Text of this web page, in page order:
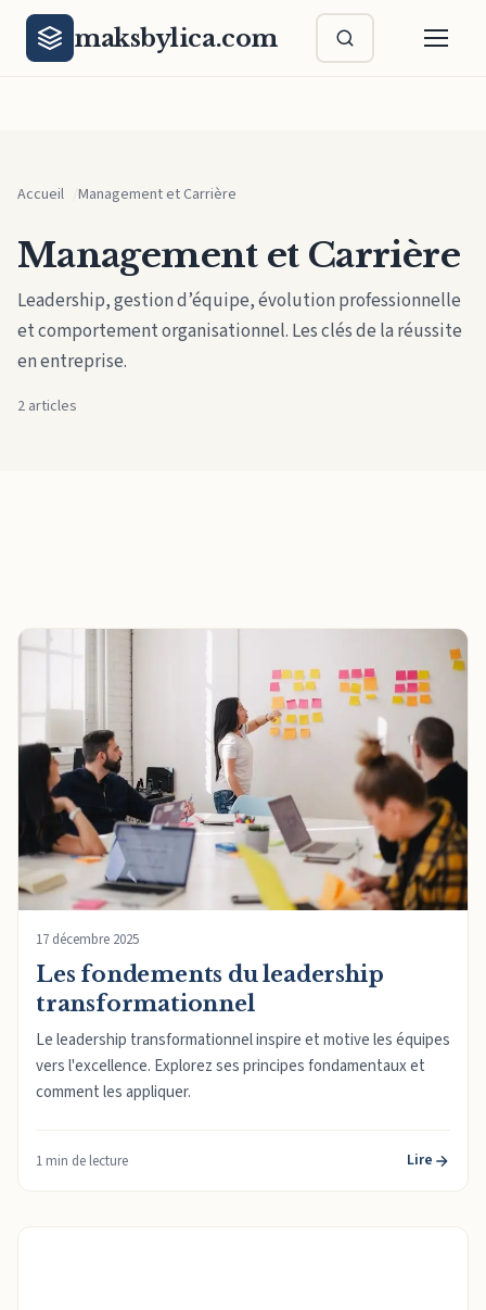
Aller au contenu principal
maksbylica.com
Accueil Management et Carrière
Management et Carrière
Leadership, gestion d’équipe, évolution professionnelle
et comportement organisationnel. Les clés de la réussite
en entreprise.
2 articles
17 décembre 2025
Les fondements du leadership
transformationnel
Le leadership transformationnel inspire et motive les équipes
vers l'excellence. Explorez ses principes fondamentaux et
comment les appliquer.
1 min de lecture Lire